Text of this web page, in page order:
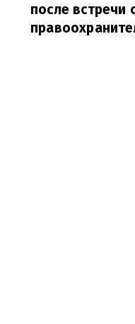
после встречи